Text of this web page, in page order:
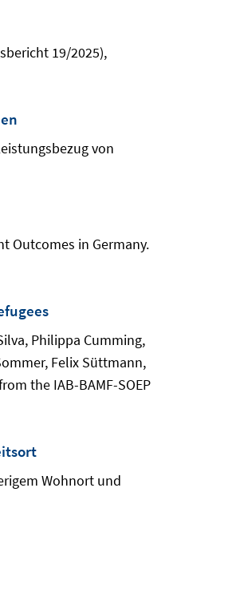
19/2025),
von
Outcomes in Germany.
Philippa Cumming,
Felix Süttmann,
the IAB-BAMF-SOEP
Wohnort und